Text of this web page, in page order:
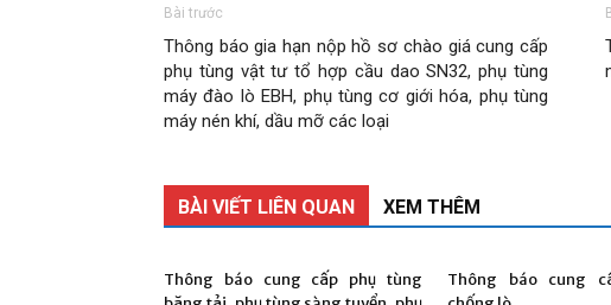
ThanBài trước
Thông báo gia hạn nộp hồ sơ chào giá cung cấp
phụ tùng vật tư tổ hợp cầu dao SN32, phụ tùng
máy đào lò EBH, phụ tùng cơ giới hóa, phụ tùng
máy nén khí, dầu mỡ các loại
BÀI VIẾT LIÊN QUAN XEM THÊM
Thông báo cung cấp phụ tùng
Thông báo cung